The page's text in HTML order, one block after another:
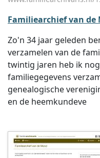
Familiearchief van de
Zo'n 34 jaar geleden
verzamelen van de
twintig jaren heb ik
familiegegevens
genealogische
en de heemkundeve